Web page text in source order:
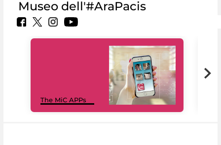
Museo dell'#AraPacis
The MiC APPs